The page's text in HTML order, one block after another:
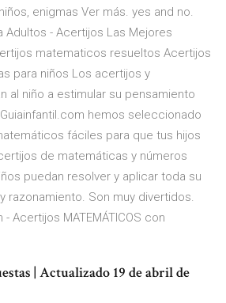
enigmas Ver más. yes and no.
Adultos - Acertijos Las Mejores
matematicos resueltos Acertijos
para niños Los acertijos y
al niño a estimular su pensamiento
hemos seleccionado
fáciles para que tus hijos
de matemáticas y números
puedan resolver y aplicar toda su
razonamiento. Son muy divertidos.
Acertijos MATEMÁTICOS con
| Actualizado 19 de abril de